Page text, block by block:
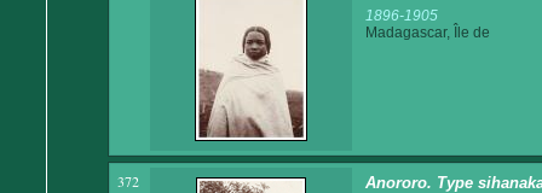
1896-1905
Madagascar, Île de
372 Anororo. Type